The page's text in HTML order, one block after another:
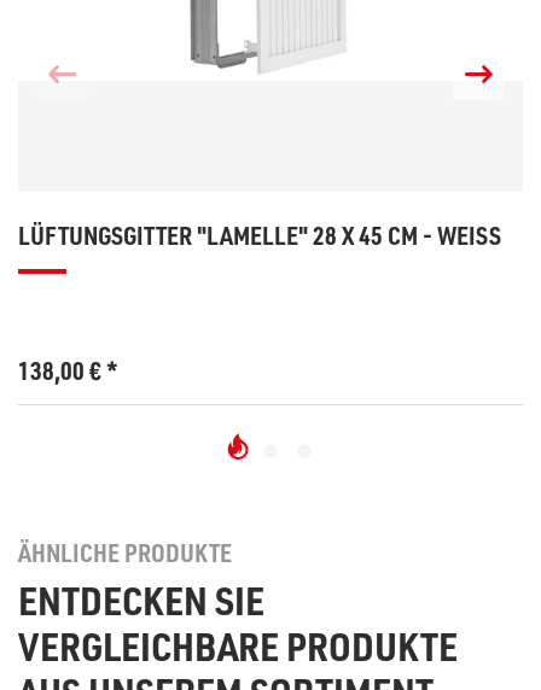
LÜFTUNGSGITTER "LAMELLE" 28 X 45 CM - WEISS
138,00€*
ÄHNLICHE PRODUKTE
ENTDECKEN SIE
VERGLEICHBARE PRODUKTE